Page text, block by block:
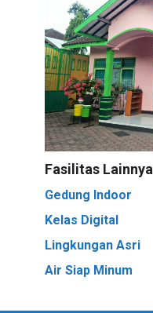
Fasilitas Lainnya
Gedung Indoor
Kelas Digital
Lingkungan Asri
Air Siap Minum